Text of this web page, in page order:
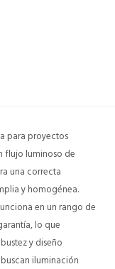
para proyectos
flujo luminoso de
una correcta
y homogénea.
en un rango de
lo que
y diseño
iluminación